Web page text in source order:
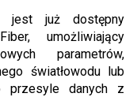
jest już dostępny
umożliwiający
parametrów,
światłowodu lub
przesyle danych z